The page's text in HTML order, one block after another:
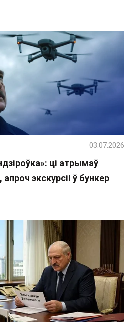
ці атрымаў
экскурсіі ў бункер
03.07.2026